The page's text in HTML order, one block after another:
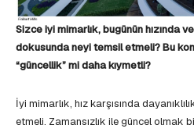
Sizce iyi mimarlık, bugünün hızında
dokusunda neyi temsil etmeli? Bu
“güncellik” mi daha kıymetli?
İyi mimarlık, hız karşısında
etmeli. Zamansızlık ile güncel olmak